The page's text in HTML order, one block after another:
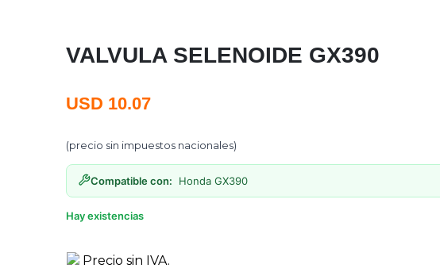
VALVULA SELENOIDE GX390
USD 10.07
(precio sin impuestos nacionales)
Compatible con: Honda GX390
Hay existencias
Precio sin IVA.